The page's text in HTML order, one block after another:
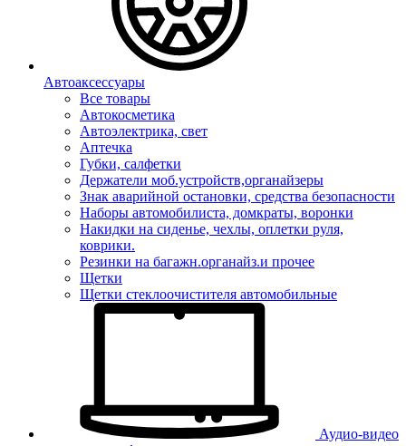
Автоаксессуары
Все товары
Автокосметика
Автоэлектрика, свет
Аптечка
Губки, салфетки
Держатели моб.устройств,органайзеры
Знак аварийной остановки, средства безопасности
Наборы автомобилиста, домкраты, воронки
Накидки на сиденье, чехлы, оплетки руля,
коврики.
Резинки на багажн.органайз.и прочее
Щетки
Щетки стеклоочистителя автомобильные
Аудио-видео